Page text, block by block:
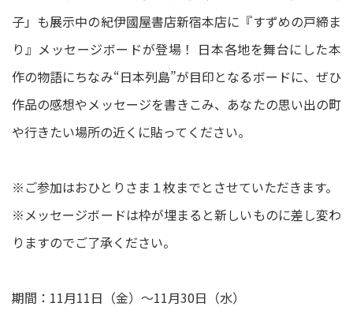
子」も展示中の紀伊國屋書店新宿本店に『すずめの戸締ま
り』メッセージボードが登場！ 日本各地を舞台にした本
作の物語にちなみ“日本列島”が目印となるボードに、ぜひ
作品の感想やメッセージを書きこみ、あなたの思い出の町
や行きたい場所の近くに貼ってください。
※ご参加はおひとりさま１枚までとさせていただきます。
※メッセージボードは枠が埋まると新しいものに差し変わ
りますのでご了承ください。
期間：11月11日（金）～11月30日（水）